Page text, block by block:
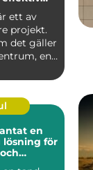
ett av
projekt.
det gäller
en
en
lösning för